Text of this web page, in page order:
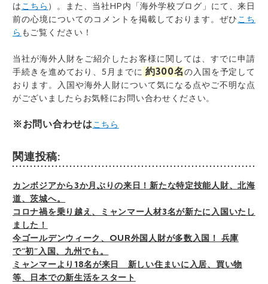
はこちら ）。また、当社HP内「海外学校ブログ」にて、来日
前の心境についてのコメントを掲載しております。ぜひこち
ら もご覧ください！
当社が海外人財をご紹介したお客様に関しては、 すでに申請
手続きを進めており、5月までに 約300名の入国を予定して
おります。入国や海外人財について気になる点やご不明な点
がございましたら お気軽にお問い合わせください。
※お問い合わせはこちら
関連投稿:
カンボジアから3か月ぶりの来日！新たな特定技能人財、北海
道、茨城へ。
コロナ禍を乗り越え、ミャンマー人材3名が新たに入国いたし
ました！
今ゴールデンウィーク、OUR外国人財が多数入国！ 兵庫
で“初”入国、九州でも。
ミャンマーより18名が来日 新しい住まいに入居、買い物
等、日本での新生活をスタート